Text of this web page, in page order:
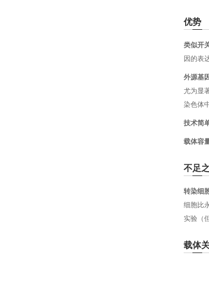
优势
类似开
因的表
外源基
尤为显
染色体
技术简
载体容
不足
转染细
细胞比
实验（
载体